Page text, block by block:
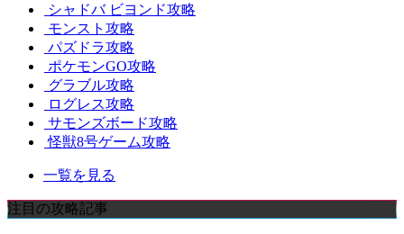
シャドバ ビヨンド攻略
モンスト攻略
パズドラ攻略
ポケモンGO攻略
グラブル攻略
ログレス攻略
サモンズボード攻略
怪獣8号ゲーム攻略
一覧を見る
注目の攻略記事